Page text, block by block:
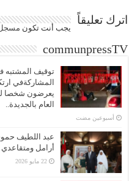
اترك تعليقاً
يجب أنت تكون
communpressTV
توقيف المشتبه
المشاركةفي
يعرضون شخصا
العام بالجديدة..
‏أسبوعين مضت
عبد اللطيف
أرامل
22 مايو 2026